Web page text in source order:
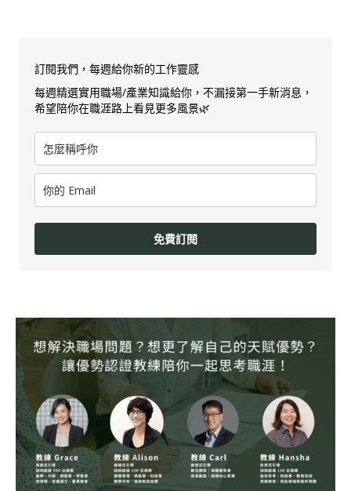
訂閱我們，每週給你新的工作靈感
每週精選實用職場/產業知識給你，不漏接第一手新消息，
希望陪你在職涯路上看見更多風景🌿
免費訂閱